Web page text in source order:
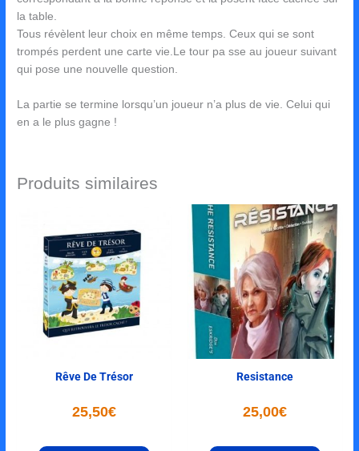
la table.
Tous révèlent leur choix en même temps. Ceux qui se sont
trompés perdent une carte vie.Le tour pa sse au joueur suivant
qui pose une nouvelle question.
La partie se termine lorsqu’un joueur n’a plus de vie. Celui qui
en a le plus gagne !
Produits similaires
Rêve De Trésor
25,50€
Resistance
25,00€